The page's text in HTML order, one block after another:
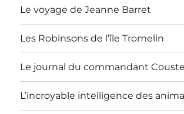
Le voyage de Jeanne Barret
Les Robinsons de l’île Tromelin
Le journal du commandant
L’incroyable intelligence des